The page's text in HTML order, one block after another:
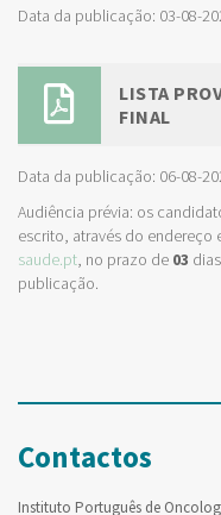
Data da publicação: 03-08-
LISTA
FINAL
Data da publicação: 06-08-
Audiência prévia: os
escrito, através do endereço
saude.pt, no prazo de 03
publicação.
Contactos
Instituto Português de